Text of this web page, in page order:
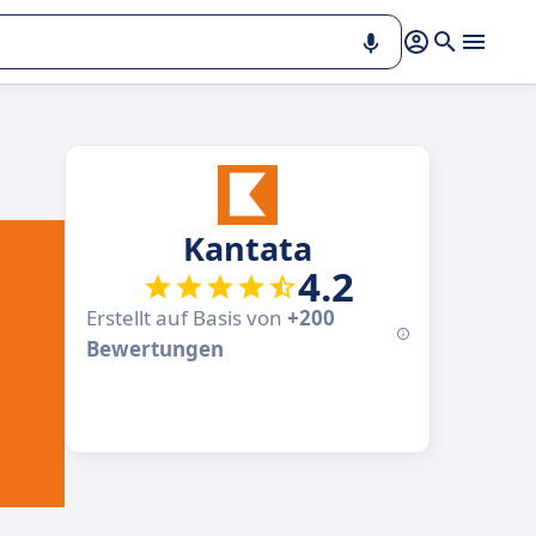
Kantata
4.2
Erstellt auf Basis von +200
Bewertungen